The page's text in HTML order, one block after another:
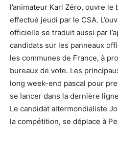
l’animateur Karl Zéro, ouvre
effectué jeudi par le CSA.
officielle se traduit aussi par
candidats sur les panneaux
les communes de France, à
bureaux de vote. Les
long week-end pascal pour
se lancer dans la dernière
Le candidat altermondialiste
la compétition, se déplace à